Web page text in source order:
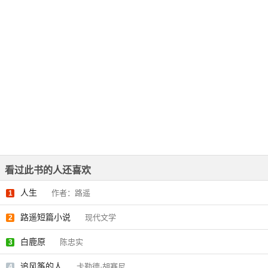
看过此书的人还喜欢
1 人生 作者：路遥
2 路遥短篇小说 现代文学
3 白鹿原 陈忠实